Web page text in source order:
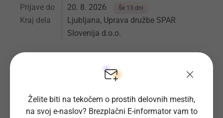
Prijave do 20. 8. 2026 Še 13 dni
Kraj dela
Ljubljana, Uprava družbe SPAR
Slovenija d.o.o.
Želite biti na tekočem o prostih delovnih mestih,
na svoj e-naslov? Brezplačni E-informator vam to